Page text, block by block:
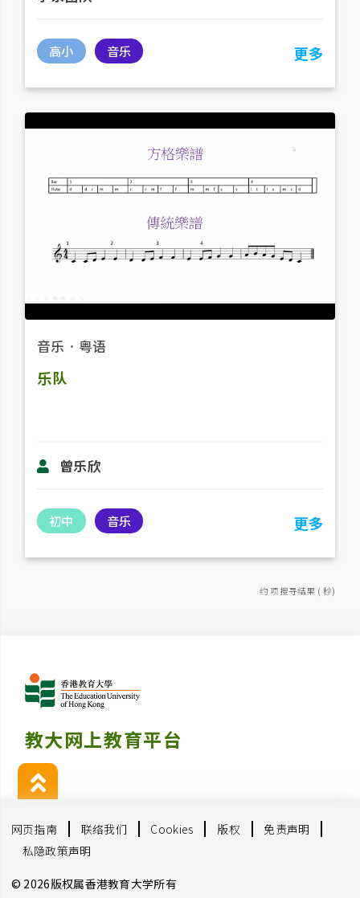
高小 音乐 更多
音乐 ． 粤语
乐队
曾乐欣
初中 音乐 更多
约 项搜寻结果 ( 秒)
教大网上教育平台
网页指南 联络我们 Cookies 版权
免责声明
私隐政策声明
© 2026版权属香港教育大学所有